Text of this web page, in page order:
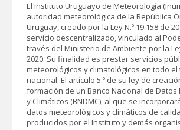
El Instituto Uruguayo de Meteorología
autoridad meteorológica de la República
Uruguay, creado por la Ley N.º 19.158 de
servicio descentralizado, vinculado al
través del Ministerio de Ambiente por la
2020. Su finalidad es prestar servicios
meteorológicos y climatológicos en todo
nacional. El artículo 5.º de su ley de
formación de un Banco Nacional de Datos
y Climáticos (BNDMC), al que se
datos meteorológicos y climáticos de
producidos por el Instituto y demás